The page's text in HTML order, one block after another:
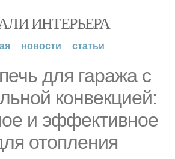
ИНТЕРЬЕРА
новости статьи
для гаража с
конвекцией:
и эффективное
отопления